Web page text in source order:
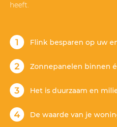
heeft.
Flink besparen op uw
Zonnepanelen binnen
Het is duurzaam en
De waarde van je